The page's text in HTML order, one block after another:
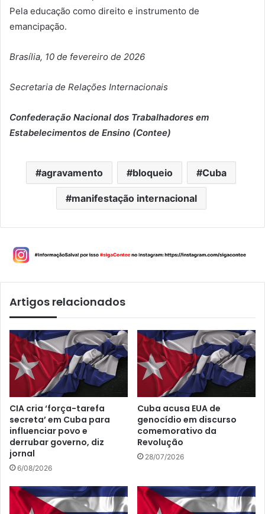
Pela educação como direito e instrumento de
emancipação.
Brasília, 10 de fevereiro de 2026
Secretaria de Relações Internacionais
Confederação Nacional dos Trabalhadores em
Estabelecimentos de Ensino (Contee)
agravamento bloqueio Cuba
manifestação internacional
Artigos relacionados
CIA cria ‘força-tarefa
secreta’ em Cuba para
influenciar povo e
derrubar governo, diz
jornal
6/08/2026
Cuba acusa EUA de
genocídio em discurso
comemorativo da
Revolução
28/07/2026